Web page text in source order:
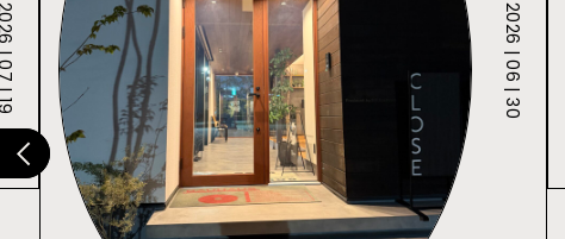
| 19 2026 | 06 | 30